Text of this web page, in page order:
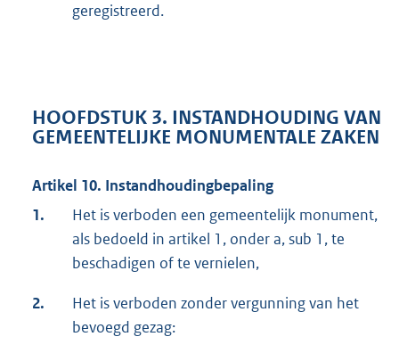
geregistreerd.
HOOFDSTUK 3. INSTANDHOUDING VAN
GEMEENTELIJKE MONUMENTALE ZAKEN
Artikel 10. Instandhoudingbepaling
1.
Het is verboden een gemeentelijk monument,
als bedoeld in artikel 1, onder a, sub 1, te
beschadigen of te vernielen,
2.
Het is verboden zonder vergunning van het
bevoegd gezag: